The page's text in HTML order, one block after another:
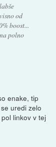
od
boost...
polno
enake, tip
uredi zelo
linkov v tej